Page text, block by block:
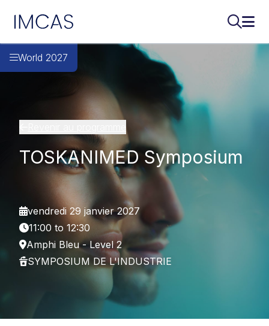
IMCAS
World 2027
TOSKANIMED Symposium
vendredi 29 janvier 2027
11:00 to 12:30
Amphi Bleu - Level 2
SYMPOSIUM DE L'INDUSTRIE